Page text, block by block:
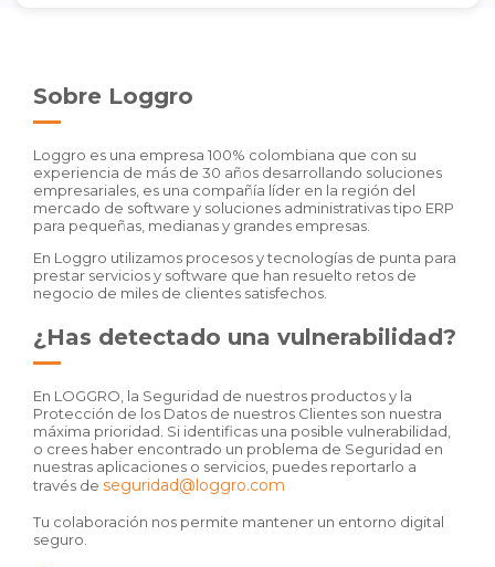
Sobre Loggro
Loggro es una empresa 100% colombiana que con su
experiencia de más de 30 años desarrollando soluciones
empresariales, es una compañía líder en la región del
mercado de software y soluciones administrativas tipo ERP
para pequeñas, medianas y grandes empresas.
En Loggro utilizamos procesos y tecnologías de punta para
prestar servicios y software que han resuelto retos de
negocio de miles de clientes satisfechos.
¿Has detectado una vulnerabilidad?
En LOGGRO, la Seguridad de nuestros productos y la
Protección de los Datos de nuestros Clientes son nuestra
máxima prioridad. Si identificas una posible vulnerabilidad,
o crees haber encontrado un problema de Seguridad en
nuestras aplicaciones o servicios, puedes reportarlo a
través de seguridad@loggro.com
Tu colaboración nos permite mantener un entorno digital
seguro.